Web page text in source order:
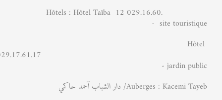
Hôtels : Hôtel Taïba 12 029.16.60.
- site touristique
Hôtel
- jardin public
Auberges : Kacemi Tayeb/ دار الشباب آحمد حاكمي